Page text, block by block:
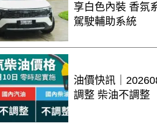
享白色內裝 香氛系統 Arkamys音
駕駛輔助系統
油價快訊｜
調整 柴油不調整